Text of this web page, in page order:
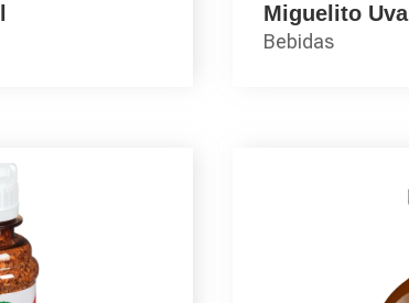
Miguelito Uva
Bebidas